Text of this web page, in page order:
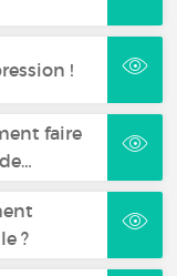
!
faire
?